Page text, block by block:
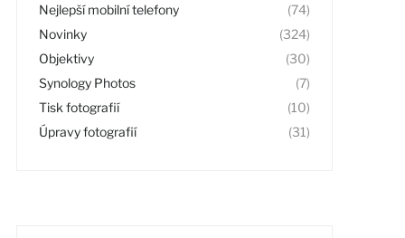
Nejlepší mobilní telefony
(74)
Novinky
(324)
Objektivy
(30)
Synology Photos
(7)
Tisk fotografií
(10)
Úpravy fotografií
(31)